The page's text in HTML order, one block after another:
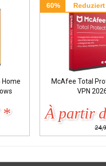
Home
*
60% Reduziert
McAfee Total
VPN
À partir